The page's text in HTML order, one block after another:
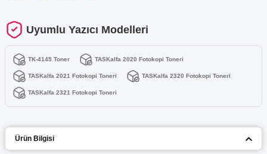
Uyumlu Yazıcı Modelleri
TK-4145 Toner TASKalfa 2020 Fotokopi Toneri
TASKalfa 2021 Fotokopi Toneri TASKalfa 2320 Fotokopi Toneri
TASKalfa 2321 Fotokopi Toneri
Ürün Bilgisi